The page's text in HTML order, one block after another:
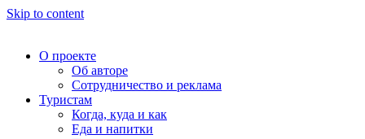
Skip to content
О проекте
Об авторе
Сотрудничество и реклама
Туристам
Когда, куда и как
Еда и напитки